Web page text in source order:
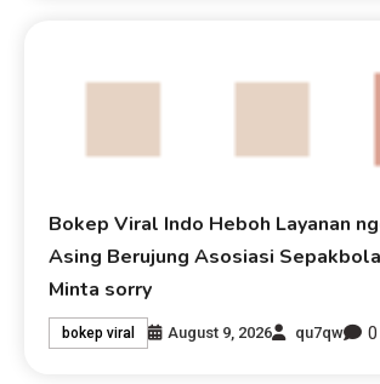
Bokep Viral Indo Heboh Layanan
Asing Berujung Asosiasi
Minta sorry
bokep viral August 9, 2026 qu7qw 0